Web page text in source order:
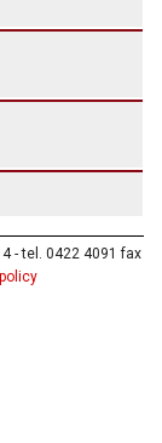
- tel. 0422 4091 fax